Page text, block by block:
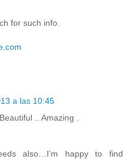
for such info.
a las 10:45
.. Amazing .
also…I'm happy to find